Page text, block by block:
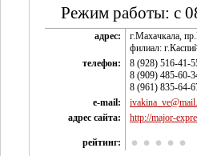
Режим работы: с
адрес:
г.Махачкала,
филиал:
телефон:
8 (928) 516-41-
8 (909) 485-60-
8 (961) 835-64-
e-mail:
адрес сайта:
http://major-
рейтинг: